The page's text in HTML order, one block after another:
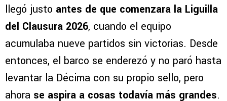
llegó justo antes de que comenzara la Liguilla
del Clausura 2026, cuando el equipo
acumulaba nueve partidos sin victorias. Desde
entonces, el barco se enderezó y no paró hasta
levantar la Décima con su propio sello, pero
ahora se aspira a cosas todavía más grandes.